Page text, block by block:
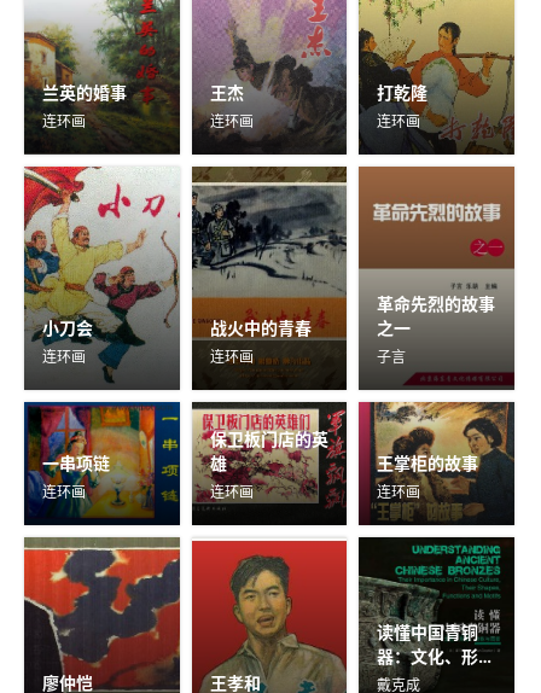
兰英的婚事
连环画
王杰
连环画
打乾隆
连环画
小刀会
连环画
战火中的青春
连环画
革命先烈的故事
之一
子言
一串项链
连环画
保卫板门店的英
雄
连环画
王掌柜的故事
连环画
廖仲恺 王孝和
读懂中国青铜
器：文化、形
式、功能与图案
戴克成